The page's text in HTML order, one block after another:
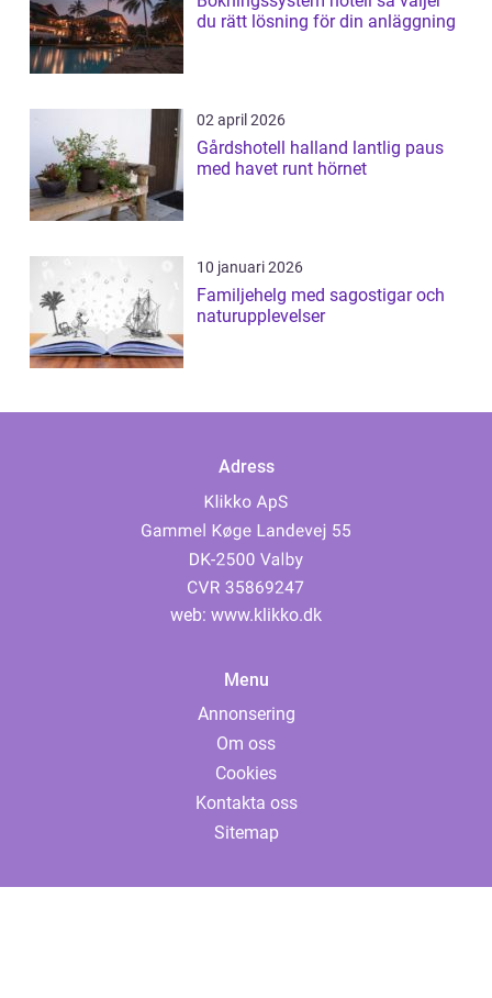
du rätt lösning för din anläggning
02 april 2026
Gårdshotell halland lantlig paus
med havet runt hörnet
10 januari 2026
Familjehelg med sagostigar och
naturupplevelser
Adress
web: www.klikko.dk
Menu
Annonsering
Om oss
Cookies
Kontakta oss
Sitemap